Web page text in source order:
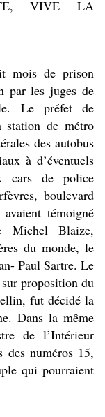
VIVE LA
mois de prison
par les juges de
Le préfet de
de métro
des autobus
à d’éventuels
cars de police
boulevard
témoigné
Michel Blaize,
du monde, le
Paul Sartre. Le
proposition du
fut décidé la
Dans la même
de l’Intérieur
des numéros 15,
qui pourraient